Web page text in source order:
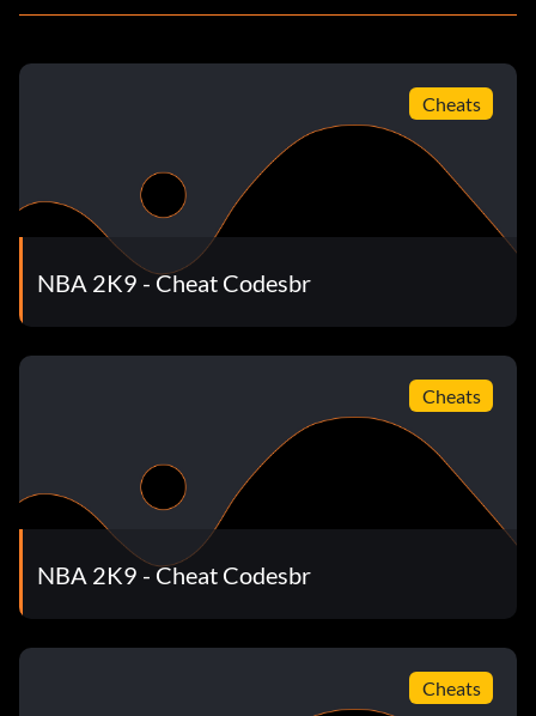
Cheats
NBA 2K9 - Cheat Codesbr
Cheats
NBA 2K9 - Cheat Codesbr
Cheats